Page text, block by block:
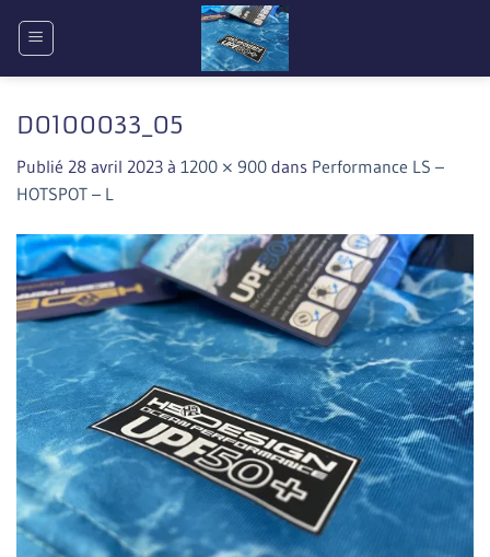
D0100033_05
Publié 28 avril 2023 à 1200 × 900 dans Performance LS –
HOTSPOT – L